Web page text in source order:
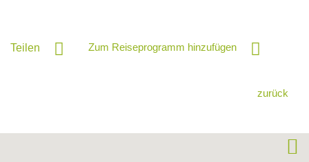
Teilen Zum Reiseprogramm hinzufügen
zurück